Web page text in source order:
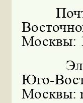
Москвы:
Юго-
Москвы: